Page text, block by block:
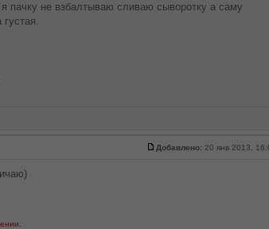
пачку не взбалтываю сливаю сыворотку а саму
густая.
Добавлено:20 янв 2013,